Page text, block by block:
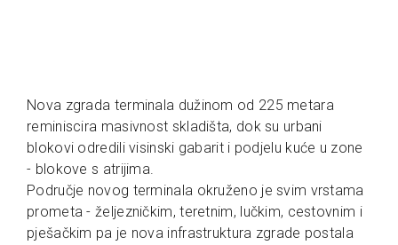
Nova zgrada terminala dužinom od 225 metara
reminiscira masivnost skladišta, dok su urbani
blokovi odredili visinski gabarit i podjelu kuće u zone
- blokove s atrijima.
Područje novog terminala okruženo je svim vrstama
prometa - željezničkim, teretnim, lučkim, cestovnim i
pješačkim pa je nova infrastruktura zgrade postala